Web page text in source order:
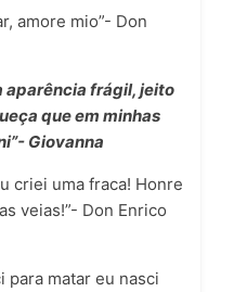
amore mio”- Don
aparência frágil, jeito
que em minhas
Giovanna
criei uma fraca! Honre
veias!”- Don Enrico
para matar eu nasci